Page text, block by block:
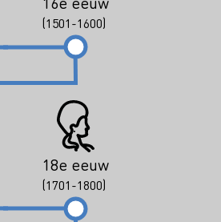
(1501-1600)
18e eeuw
(1701-1800)